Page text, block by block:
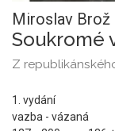
Miroslav Brož
Soukromé
Z
1. vydání
vazba - vázaná